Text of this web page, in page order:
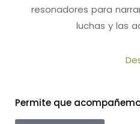
resonadores para
luchas y las
Permite que